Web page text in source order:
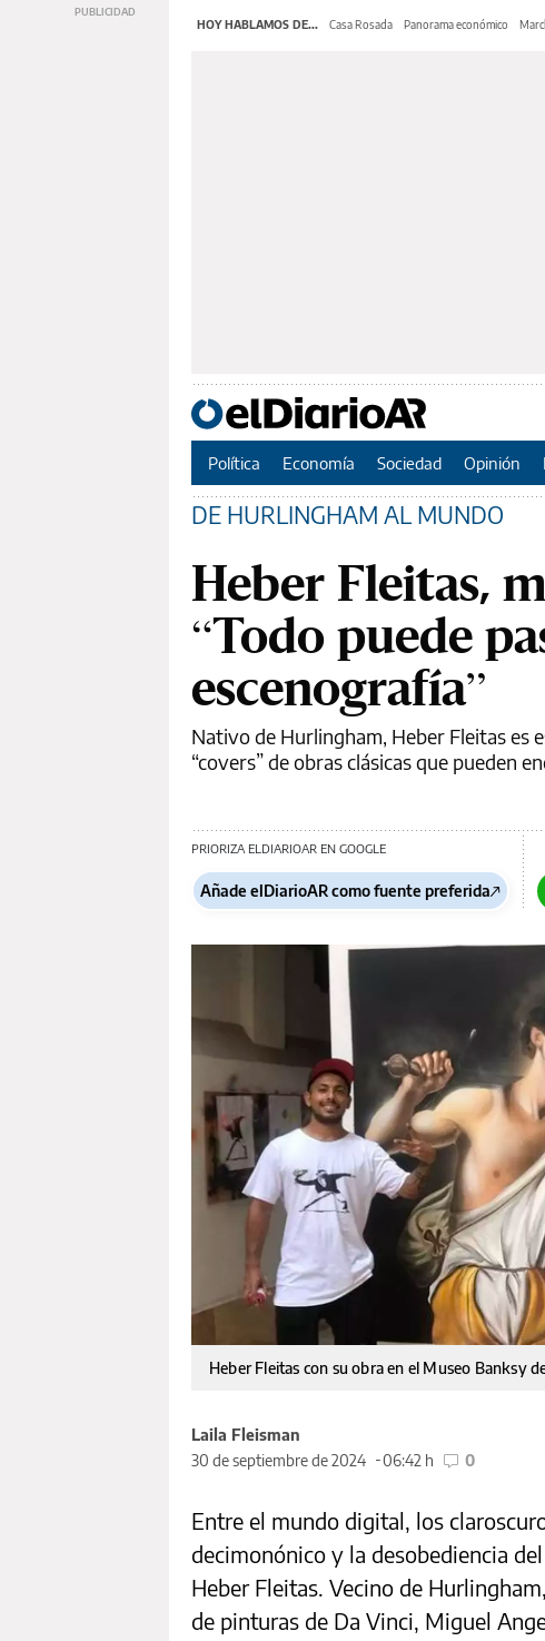
HOY HABLAMOS DE... Casa Rosada Panorama económico
Política Economía Sociedad Opinión
DE HURLINGHAM AL MUNDO
Heber Fleitas,
“Todo puede
escenografía”
Nativo de Hurlingham, Heber Fleitas es
“covers” de obras clásicas que pueden
PRIORIZA ELDIARIOAR EN GOOGLE
Añade elDiarioAR como fuente preferida
Heber Fleitas con su obra en el Museo Banksy
Laila Fleisman
30 de septiembre de 2024
06:42 h 0
Entre el mundo digital, los
decimonónico y la desobediencia
Heber Fleitas. Vecino de
de pinturas de Da Vinci, Miguel